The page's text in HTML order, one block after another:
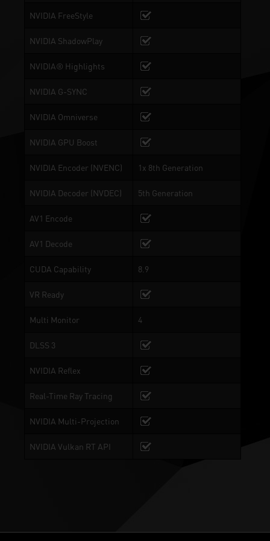
NVIDIA FreeStyle
NVIDIA ShadowPlay
NVIDIA® Highlights
NVIDIA G-SYNC
NVIDIA Omniverse
NVIDIA GPU Boost
NVIDIA Encoder (NVENC) 1x 8th Generation
NVIDIA Decoder (NVDEC) 5th Generation
AV1 Encode
AV1 Decode
CUDA Capability 8.9
VR Ready
Multi Monitor 4
DLSS 3
NVIDIA Reflex
Real-Time Ray Tracing
NVIDIA Multi-Projection
NVIDIA Vulkan RT API